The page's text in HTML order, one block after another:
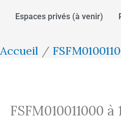
Espaces privés (à venir)
Accueil
FSFM010011000 à